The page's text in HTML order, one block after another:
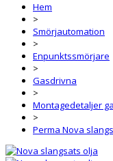
Hem
>
Smörjautomation
>
Enpunktssmörjare
>
Gasdrivna
>
Montagedetaljer
>
Perma Nova